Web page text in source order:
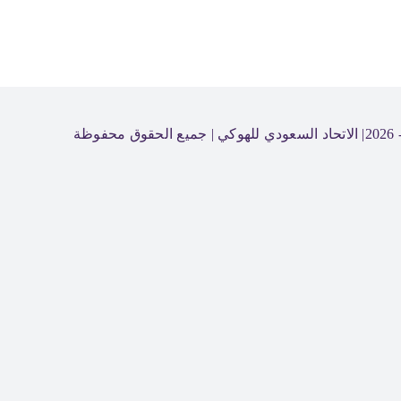
الاتحاد السعودي للهوكي | جميع الحقوق محفوظة